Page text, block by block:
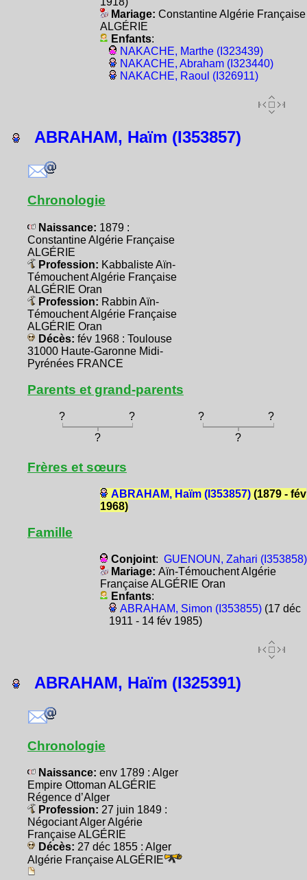
Mariage: Constantine Algérie Française
ALGÉRIE
Enfants:
NAKACHE, Marthe (I323439)
NAKACHE, Abraham (I323440)
NAKACHE, Raoul (I326911)
ABRAHAM, Haïm (I353857)
Chronologie
Naissance: 1879 :
Constantine Algérie Française
ALGÉRIE
Profession: Kabbaliste Aïn-
Témouchent Algérie Française
ALGÉRIE Oran
Profession: Rabbin Aïn-
Témouchent Algérie Française
ALGÉRIE Oran
Décès: fév 1968 : Toulouse
31000 Haute-Garonne Midi-
Pyrénées FRANCE
Parents et grand-parents
? ? ?
?
?
?
Frères et sœurs
ABRAHAM, Haïm (I353857)(1879 - fév
1968)
Famille
Conjoint: GUENOUN, Zahari (I353858)
Mariage: Aïn-Témouchent Algérie
Française ALGÉRIE Oran
Enfants:
ABRAHAM, Simon (I353855)(17 déc
1911 - 14 fév 1985)
ABRAHAM, Haïm (I325391)
Chronologie
Naissance: env 1789 : Alger
Empire Ottoman ALGÉRIE
Régence d’Alger
Profession: 27 juin 1849 :
Négociant Alger Algérie
Française ALGÉRIE
Décès: 27 déc 1855 : Alger
Algérie Française ALGÉRIE